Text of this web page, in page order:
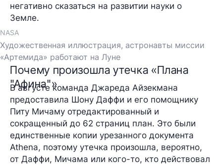
негативно сказаться на развитии науки о
Земле.
NASA
Художественная иллюстрация, астронавты миссии
«Артемида» работают на Луне
Почему произошла утечка «Плана
"Афина"»
В августе команда Джареда Айзекмана
предоставила Шону Даффи и его помощнику
Питу Мичаму отредактированный и
сокращенный до 62 страниц план. Это были
единственные копии урезанного документа
Athena, поэтому утечка произошла, вероятно,
от Даффи, Мичама или кого-то, кто действовал